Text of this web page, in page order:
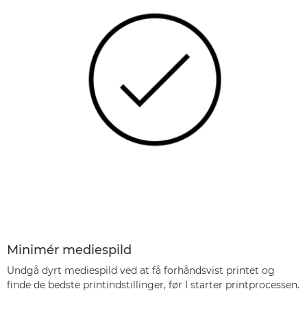
Minimér mediespild
Undgå dyrt mediespild ved at få forhåndsvist printet og
finde de bedste printindstillinger, før I starter printprocessen.